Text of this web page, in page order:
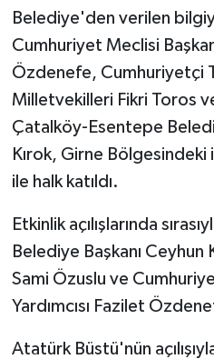
Belediye'den verilen
Cumhuriyet Meclisi Başkan
Özdenefe, Cumhuriyetçi
Milletvekilleri Fikri Toros
Çatalköy-Esentepe
Kırok, Girne Bölgesindeki
ile halk katıldı.
Etkinlik açılışlarında
Belediye Başkanı Ceyhun
Sami Özuslu ve
Yardımcısı Fazilet
Atatürk Büstü'nün
LEFKOŞA
MAGAZİN
Nöbetçi Eczaneler
ÖZEL HABER
SPOR